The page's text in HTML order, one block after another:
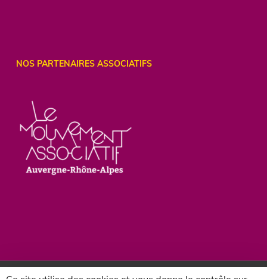
NOS PARTENAIRES ASSOCIATIFS